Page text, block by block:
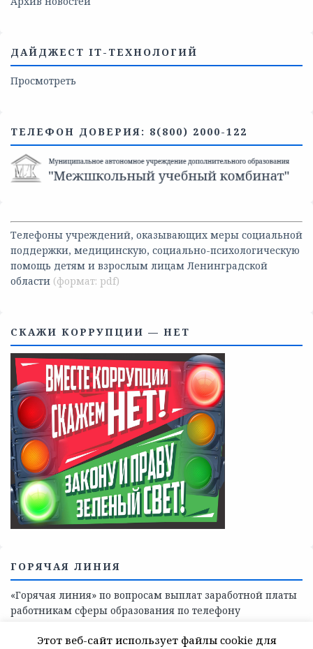
ДАЙДЖЕСТ IT-ТЕХНОЛОГИЙ
Просмотреть
ТЕЛЕФОН ДОВЕРИЯ: 8(800) 2000-122
Телефоны учреждений, оказывающих меры социальной
поддержки, медицинскую, социально-психологическую
помощь детям и взрослым лицам Ленинградской
области
СКАЖИ КОРРУПЦИИ — НЕТ
Этот веб-сайт использует файлы cookie для